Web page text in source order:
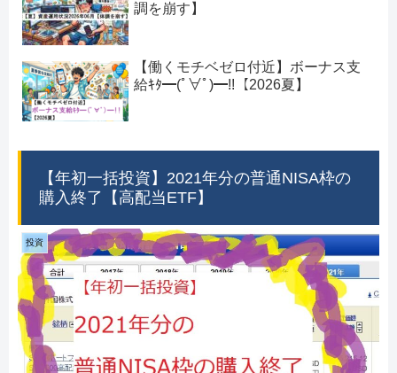
調を崩す】
【働くモチベゼロ付近】ボーナス支
給ｷﾀ━(ﾟ∀ﾟ)━!!【2026夏】
【年初一括投資】2021年分の普通NISA枠の
購入終了【高配当ETF】
投資